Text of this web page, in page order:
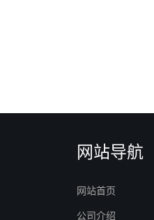
网站导航
网站首页
公司介绍